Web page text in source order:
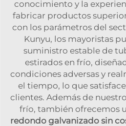
conocimiento y la
fabricar productos
con los parámetros del
Kunyu, los mayoristas
suministro estable de
estirados en frío,
condiciones adversas y
el tiempo, lo que
clientes. Además de
frío, también ofrecemos
redondo galvanizado sin